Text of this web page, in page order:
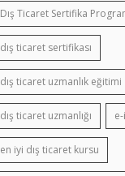
Dış Ticaret Sertifika
dış ticaret sertifikası
dış ticaret uzmanlık eğitimi
dış ticaret uzmanlığı
en iyi dış ticaret kursu